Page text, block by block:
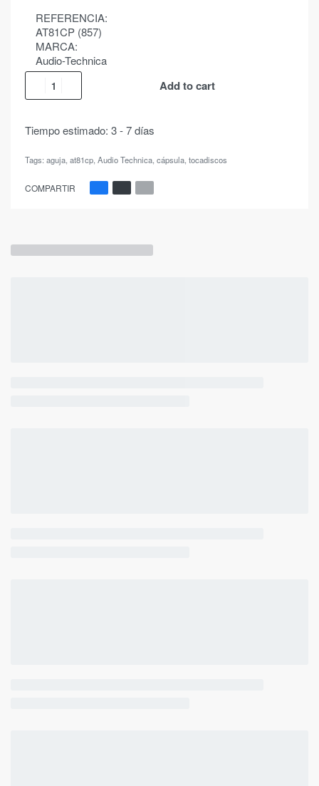
REFERENCIA:
AT81CP (857)
MARCA:
Audio-Technica
Add to cart
Tiempo estimado: 3 - 7 días
Tags: aguja, at81cp, Audio Technica, cápsula, tocadiscos
COMPARTIR